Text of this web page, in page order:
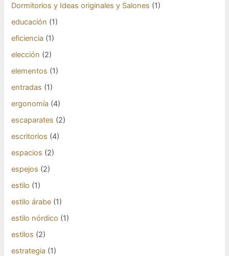
Dormitorios y Ideas originales y Salones (1)
educación (1)
eficiencia (1)
elección (2)
elementos (1)
entradas (1)
ergonomía (4)
escaparates (2)
escritorios (4)
espacios (2)
espejos (2)
estilo (1)
estilo árabe (1)
estilo nórdico (1)
estilos (2)
estrategia (1)